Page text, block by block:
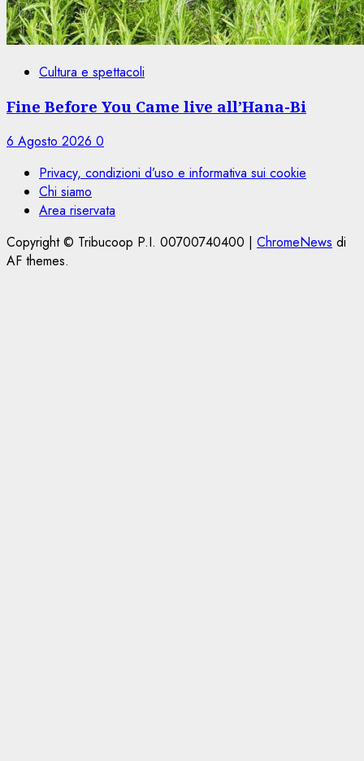
Cultura e spettacoli
Fine Before You Came live all’Hana-Bi
6 Agosto 2026 0
Privacy, condizioni d’uso e informativa sui cookie
Chi siamo
Area riservata
Copyright © Tribucoop P.I. 00700740400 | ChromeNews di
AF themes.